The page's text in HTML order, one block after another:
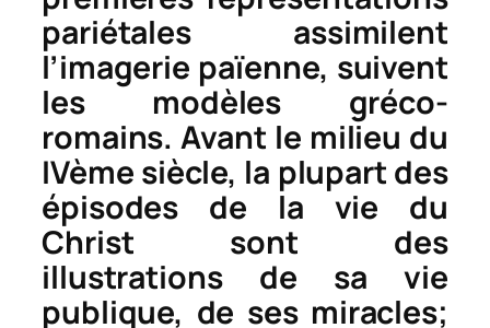
pariétales assimilent
l’imagerie païenne, suivent
les modèles gréco-
romains. Avant le milieu du
IVème siècle, la plupart des
épisodes de la vie du
Christ sont des
illustrations de sa vie
publique, de ses miracles;